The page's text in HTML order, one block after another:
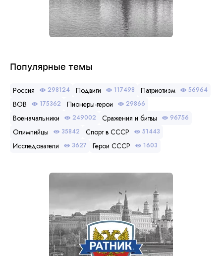
Популярные темы
Россия 298124 Подвиги 117498 Патриотизм 56964
ВОВ 175362 Пионеры-герои 29866
Военачальники 249002 Сражения и битвы 96756
Олимпийцы 35842 Спорт в СССР 51443
Исследователи 3627 Герои СССР 1603